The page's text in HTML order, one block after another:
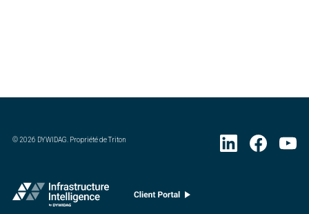
©2026 DYWIDAG. Propriété de Triton